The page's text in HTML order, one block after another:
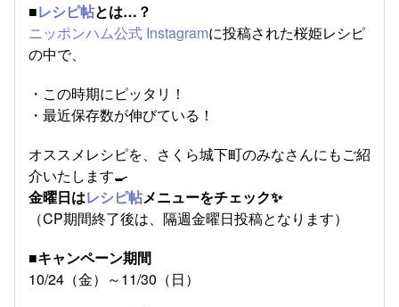
■レシピ帖とは…？
ニッポンハム公式 Instagramに投稿された桜姫レシピ
の中で、
・この時期にピッタリ！
・最近保存数が伸びている！
オススメレシピを、さくら城下町のみなさんにもご紹
介いたします🍳
金曜日はレシピ帖メニューをチェック✨
（CP期間終了後は、隔週金曜日投稿となります）
■キャンペーン期間
10/24（金）～11/30（日）